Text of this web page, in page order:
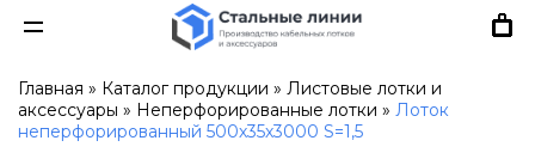
Главная » Каталог продукции » Листовые лотки и
аксессуары » Неперфорированные лотки » Лоток
неперфорированный 500х35х3000 S=1,5